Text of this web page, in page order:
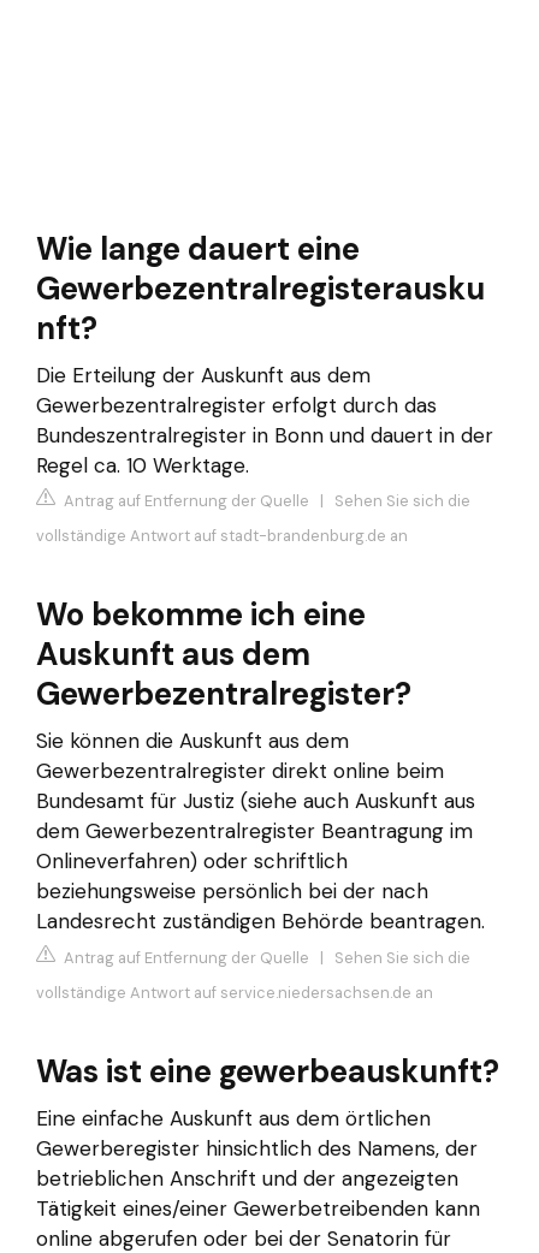
Wie lange dauert eine
Gewerbezentralregisterausku
nft?
Die Erteilung der Auskunft aus dem
Gewerbezentralregister erfolgt durch das
Bundeszentralregister in Bonn und dauert in der
Regel ca. 10 Werktage.
Antrag auf Entfernung der Quelle | Sehen Sie sich die
vollständige Antwort auf stadt-brandenburg.de an
Wo bekomme ich eine
Auskunft aus dem
Gewerbezentralregister?
Sie können die Auskunft aus dem
Gewerbezentralregister direkt online beim
Bundesamt für Justiz (siehe auch Auskunft aus
dem Gewerbezentralregister Beantragung im
Onlineverfahren) oder schriftlich
beziehungsweise persönlich bei der nach
Landesrecht zuständigen Behörde beantragen.
Antrag auf Entfernung der Quelle | Sehen Sie sich die
vollständige Antwort auf service.niedersachsen.de an
Was ist eine gewerbeauskunft?
Eine einfache Auskunft aus dem örtlichen
Gewerberegister hinsichtlich des Namens, der
betrieblichen Anschrift und der angezeigten
Tätigkeit eines/einer Gewerbetreibenden kann
online abgerufen oder bei der Senatorin für